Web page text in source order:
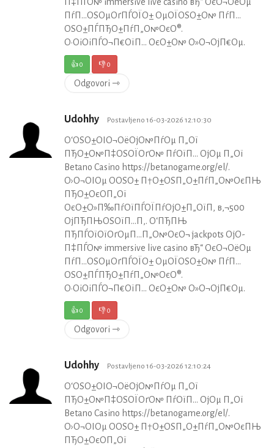
ПѓП…ОЅОµОґПЃОЇО± ОµОЇОЅО±О№ ПѓП…
ОЅО±ПЃПЂО±ПѓП„О№ОєО®.
О•ОіОіПЃО¬П€ОїП… ОєО±О№ О»О¬ОјП€Оµ.
👍0 👎0
Odgovori ⇾
Udohhy Postavljeno 16-03-2026 12:10:30
О‘ОЅО±ОІО¬ОёОјО№ПѓОµ П„Ої
ПЂО±О№П‡ОЅОЇОґО№ ПѓОїП… ОјОµ П„Ої
Betano Casino https://betanogame.org/el/.
О›О¬ОІОµ О­ОЅО± П†О±ОЅП„О±ПѓП„О№ОєПЊ
ПЂО±ОєО­П„Ої
ОєО±О»П‰ПѓОїПЃОЇПѓОјО±П„ОїП‚ в‚¬500
ОјПЂПЊОЅОїП…П‚. О‘ПЂПЊ
ПЂПЃОїОїОґОµП…П„О№ОєО¬ jackpots ОјО­
П‡ПЃО№ immersive live casino вЂ“ ОєО¬ОёОµ
ПѓП…ОЅОµОґПЃОЇО± ОµОЇОЅО±О№ ПѓП…
ОЅО±ПЃПЂО±ПѓП„О№ОєО®.
О•ОіОіПЃО¬П€ОїП… ОєО±О№ О»О¬ОјП€Оµ.
👍0 👎0
Odgovori ⇾
Udohhy Postavljeno 16-03-2026 12:10:24
О‘ОЅО±ОІО¬ОёОјО№ПѓОµ П„Ої
ПЂО±О№П‡ОЅОЇОґО№ ПѓОїП… ОјОµ П„Ої
Betano Casino https://betanogame.org/el/.
О›О¬ОІОµ О­ОЅО± П†О±ОЅП„О±ПѓП„О№ОєПЊ
ПЂО±ОєО­П„Ої